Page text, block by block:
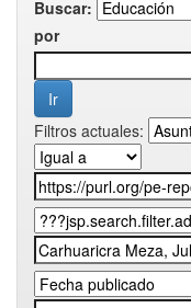
Buscar:
por
Filtros actuales: